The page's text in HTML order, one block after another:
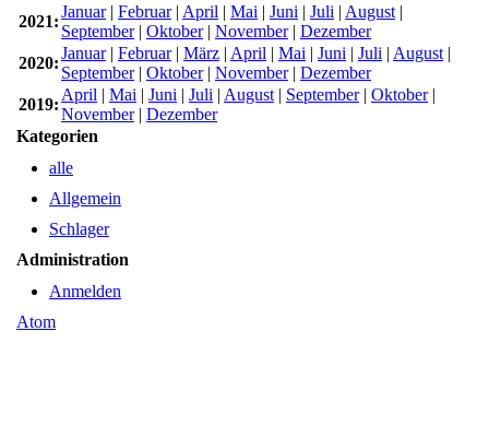
2021:
Januar| Februar| April | Mai | Juni | Juli | August |
September| Oktober| November| Dezember
2020:
Januar| Februar| März | April | Mai | Juni | Juli | August |
September| Oktober| November| Dezember
2019:
April | Mai | Juni | Juli | August | September| Oktober|
November| Dezember
Kategorien
alle
Allgemein
Schlager
Administration
Anmelden
Atom